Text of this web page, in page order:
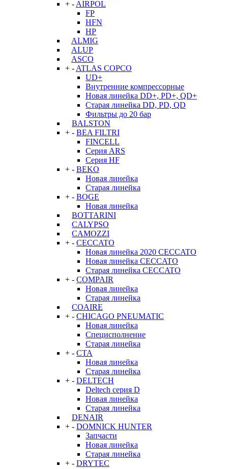
+ - AIRPOL
FP
HFN
HP
ALMIG
ALUP
ASCO
+ - ATLAS COPCO
UD+
Внутренние компрессорные
Новая линейка DD+, PD+, QD+
Старая линейка DD, PD, QD
Фильтры до 20 бар
BALSTON
+ - BEA FILTRI
FINCELL
Серия ARS
Серия HF
+ - BEKO
Новая линейка
Старая линейка
+ - BOGE
Новая линейка
BOTTARINI
CALYPSO
CAMOZZI
+ - CECCATO
Новая линейка 2020 CECCATO
Новая линейка CECCATO
Старая линейка CECCATO
+ - COMPAIR
Новая линейка
Старая линейка
COAIRE
+ - CHICAGO PNEUMATIC
Новая линейка
Специсполнение
Старая линейка
+ - CTA
Новая линейка
Старая линейка
+ - DELTECH
Deltech серия D
Новая линейка
Старая линейка
DENAIR
+ - DOMNICK HUNTER
Запчасти
Новая линейка
Старая линейка
+ - DRYTEC